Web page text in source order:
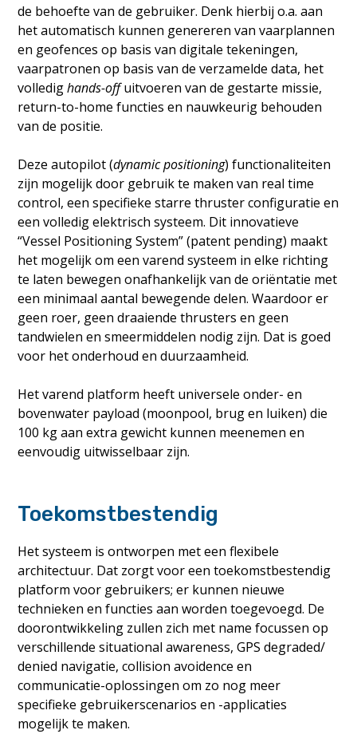
de behoefte van de gebruiker. Denk hierbij o.a. aan
het automatisch kunnen genereren van vaarplannen
en geofences op basis van digitale tekeningen,
vaarpatronen op basis van de verzamelde data, het
volledighands-offuitvoeren van de gestarte missie,
return-to-home functies en nauwkeurig behouden
van de positie.
Deze autopilot (dynamic positioning) functionaliteiten
zijn mogelijk door gebruik te maken van real time
control, een specifieke starre thruster configuratie en
een volledig elektrisch systeem. Dit innovatieve
“Vessel Positioning System” (patent pending) maakt
het mogelijk om een varend systeem in elke richting
te laten bewegen onafhankelijk van de oriëntatie met
een minimaal aantal bewegende delen. Waardoor er
geen roer, geen draaiende thrusters en geen
tandwielen en smeermiddelen nodig zijn. Dat is goed
voor het onderhoud en duurzaamheid.
Het varend platform heeft universele onder- en
bovenwater payload (moonpool, brug en luiken) die
100 kg aan extra gewicht kunnen meenemen en
eenvoudig uitwisselbaar zijn.
Toekomstbestendig
Het systeem is ontworpen met een flexibele
architectuur. Dat zorgt voor een toekomstbestendig
platform voor gebruikers; er kunnen nieuwe
technieken en functies aan worden toegevoegd. De
doorontwikkeling zullen zich met name focussen op
verschillende situational awareness, GPS degraded/
denied navigatie, collision avoidence en
communicatie-oplossingen om zo nog meer
specifieke gebruikerscenarios en -applicaties
mogelijk te maken.